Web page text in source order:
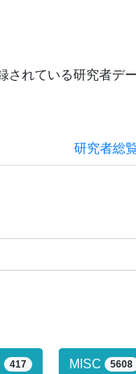
れている研究者デ
研究者総
みは行って
417 MISC 5608